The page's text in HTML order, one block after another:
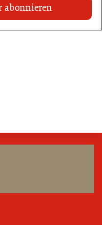
abonnieren